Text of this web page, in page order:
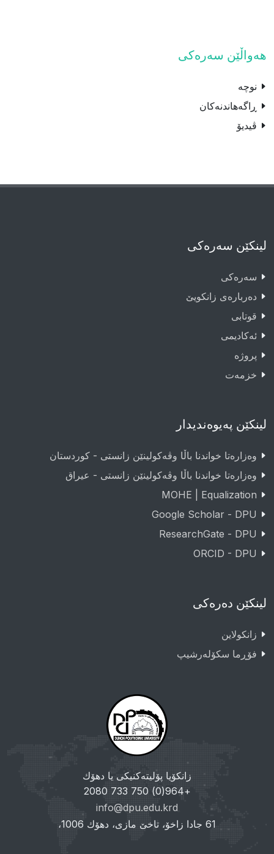
هەواڵێن سەرەکی
نوچە
ڕاگەهاندنەکان
ڤیدیۆ
لینکێن سەرەکی
سەرەکى
دەربارەى زانکویێ
قوتابى
ئەکادیمى
پروژە
خزمەت
لینکێن پەیوەندیدار
وەزارەتا خواندنا باڵا وڤەکولینێن زانستی - کوردستان
وەزارەتا خواندنا باڵا وڤەکولینێن زانستی - عيراق
MOHE | Equalization
Google Scholar - DPU
ResearchGate - DPU
ORCID - DPU
لینکێن دەرەکی
زانکولاین
فۆڕما سکۆلەرشیپ
زانکۆیا پۆلیتەکنیکی یا دهۆك
+964(0) 750 733 2080
info@dpu.edu.krd
61 جادا زاخۆ، تاخێ مازی، دهۆك 1006،